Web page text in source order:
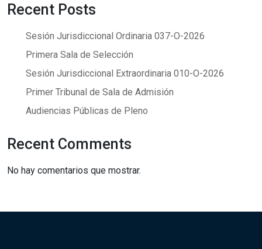
Recent Posts
Sesión Jurisdiccional Ordinaria 037-O-2026
Primera Sala de Selección
Sesión Jurisdiccional Extraordinaria 010-O-2026
Primer Tribunal de Sala de Admisión
Audiencias Públicas de Pleno
Recent Comments
No hay comentarios que mostrar.